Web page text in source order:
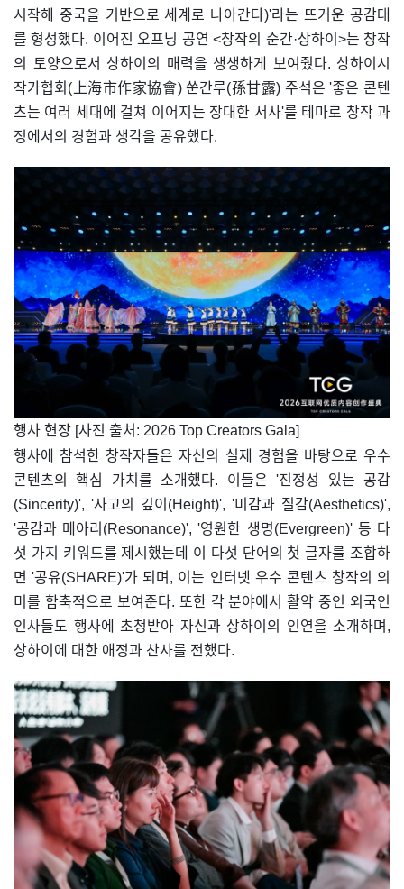
시작해 중국을 기반으로 세계로 나아간다)'라는 뜨거운 공감대
를 형성했다. 이어진 오프닝 공연 <창작의 순간·상하이>는 창작
의 토양으로서 상하이의 매력을 생생하게 보여줬다. 상하이시
작가협회(上海市作家協會) 쑨간루(孫甘露) 주석은 '좋은 콘텐
츠는 여러 세대에 걸쳐 이어지는 장대한 서사'를 테마로 창작 과
정에서의 경험과 생각을 공유했다.
​행사 현장 [사진 출처: 2026 Top Creators Gala]
행사에 참석한 창작자들은 자신의 실제 경험을 바탕으로 우수
콘텐츠의 핵심 가치를 소개했다. 이들은 '진정성 있는 공감
(Sincerity)', '사고의 깊이(Height)', '미감과 질감(Aesthetics)',
'공감과 메아리(Resonance)', '영원한 생명(Evergreen)' 등 다
섯 가지 키워드를 제시했는데 이 다섯 단어의 첫 글자를 조합하
면 '공유(SHARE)'가 되며, 이는 인터넷 우수 콘텐츠 창작의 의
미를 함축적으로 보여준다. 또한 각 분야에서 활약 중인 외국인
인사들도 행사에 초청받아 자신과 상하이의 인연을 소개하며,
상하이에 대한 애정과 찬사를 전했다.